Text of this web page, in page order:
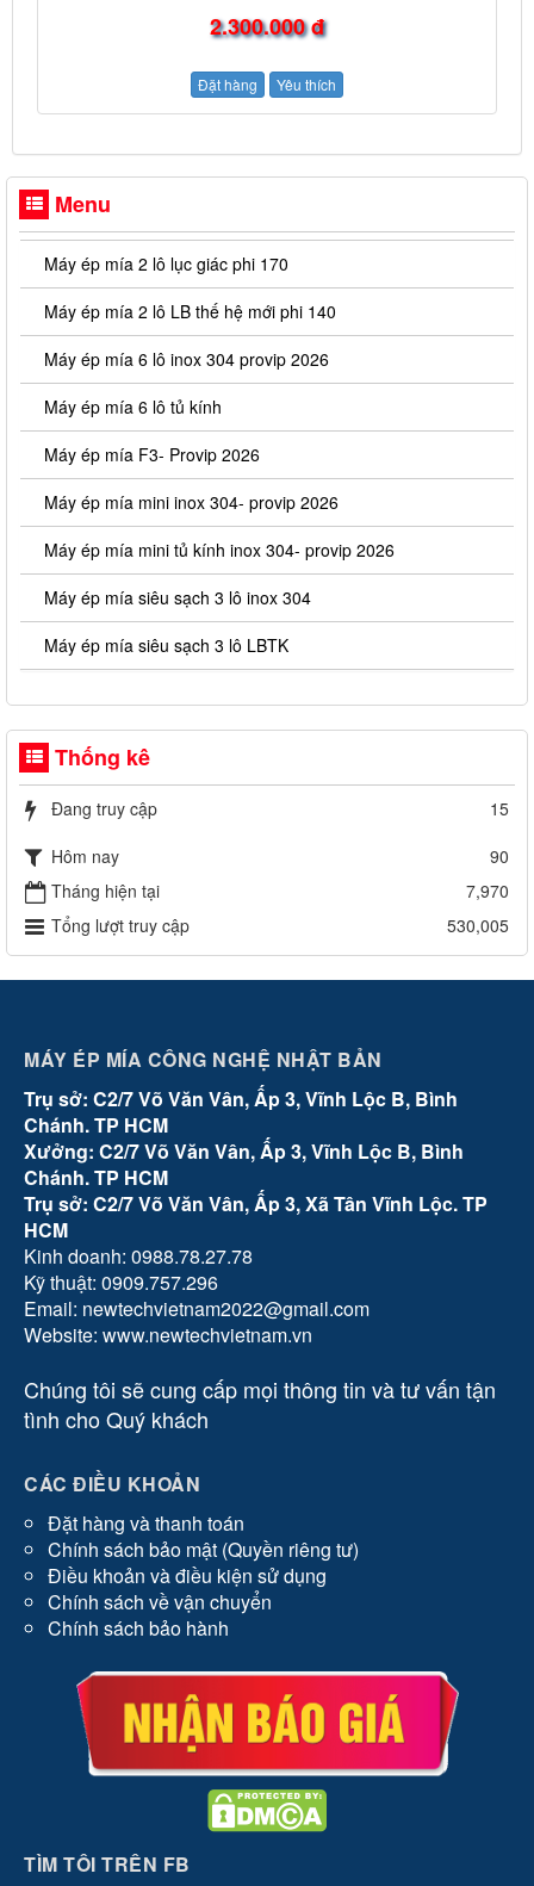
2.300.000 đ
Đặt hàng Yêu thích
Menu
Máy ép mía 2 lô lục giác phi 170
Máy ép mía 2 lô LB thế hệ mới phi 140
Máy ép mía 6 lô inox 304 provip 2026
Máy ép mía 6 lô tủ kính
Máy ép mía F3- Provip 2026
Máy ép mía mini inox 304- provip 2026
Máy ép mía mini tủ kính inox 304- provip 2026
Máy ép mía siêu sạch 3 lô inox 304
Máy ép mía siêu sạch 3 lô LBTK
Thống kê
Đang truy cập
15
Hôm nay
90
Tháng hiện tại
7,970
Tổng lượt truy cập
530,005
MÁY ÉP MÍA CÔNG NGHỆ NHẬT BẢN
Trụ sở: C2/7 Võ Văn Vân, Ấp 3, Vĩnh Lộc B, Bình
Chánh. TP HCM
Xưởng: C2/7 Võ Văn Vân, Ấp 3, Vĩnh Lộc B, Bình
Chánh. TP HCM
Trụ sở: C2/7 Võ Văn Vân, Ấp 3, Xã Tân Vĩnh Lộc. TP
HCM
Kinh doanh: 0988.78.27.78
Kỹ thuật: 0909.757.296
Email: newtechvietnam2022@gmail.com
Website: www.newtechvietnam.vn
Chúng tôi sẽ cung cấp mọi thông tin và tư vấn tận
tình cho Quý khách
CÁC ĐIỀU KHOẢN
Đặt hàng và thanh toán
Chính sách bảo mật (Quyền riêng tư)
Điều khoản và điều kiện sử dụng
Chính sách về vận chuyển
Chính sách bảo hành
TÌM TÔI TRÊN FB